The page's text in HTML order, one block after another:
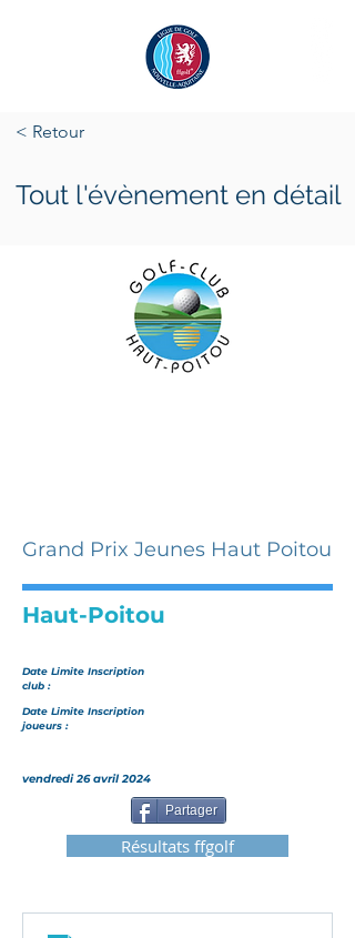
< Retour
Tout l'évènement en détail
Grand Prix Jeunes Haut Poitou
Haut-Poitou
Date Limite Inscription
club :
Date Limite Inscription
joueurs :
vendredi 26 avril 2024
Partager
Résultats ffgolf